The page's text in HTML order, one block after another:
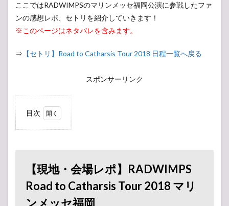
ここではRADWIMPSのマリンメッセ福岡公演に参戦したファ
ンの感想レポ、セトリを紹介していきます！
※このページはネタバレを含みます。
⇒ 【セトリ】Road to Catharsis Tour 2018 日程一覧へ戻る
スポンサーリンク
目次
Road to
Catharsis
Tour 2018
マリンメッ
セ福岡
【現地・会場レポ】RADWIMPS
Road to Catharsis Tour 2018 マリ
ンメッセ福岡